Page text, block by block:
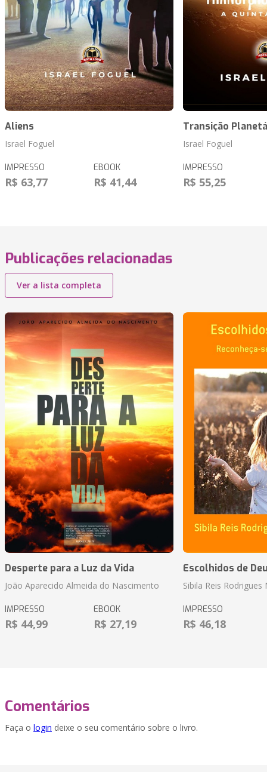
Aliens
Israel Foguel
IMPRESSO
R$ 63,77
EBOOK
R$ 41,44
Transição
Israel Foguel
IMPRESSO
R$ 55,25
Publicações relacionadas
Ver a lista completa
Desperte para a Luz da Vida
João Aparecido Almeida do Nascimento
IMPRESSO
R$ 44,99
EBOOK
R$ 27,19
Escolhidos de
Sibila Reis
IMPRESSO
R$ 46,18
Comentários
Faça o login deixe o seu comentário sobre o livro.